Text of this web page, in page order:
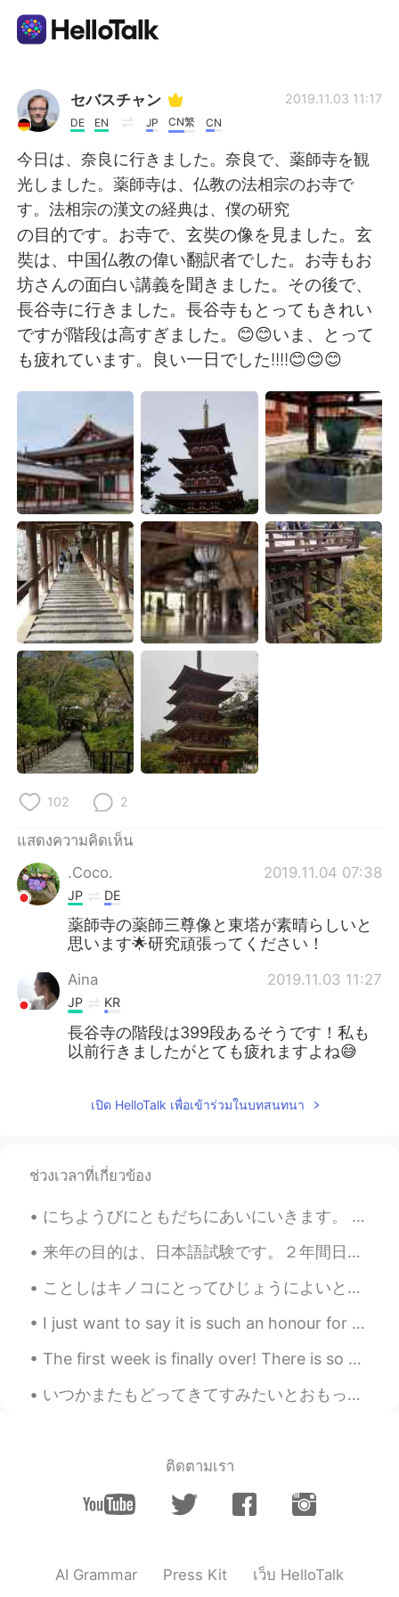
แอปแลกเปลี่ยนทางภาษา
AI Grammar Checker
ไทย
English 简体中文
繁體中文 Español
العربية Français
日本語
한국어 Русский
Indonesia Italiano
Türkçe Tiếng Việt
Português
セバスチャン
DE EN JP CN繁 CN
2019.11.03 11:17
今日は、奈良に行きました。奈良で、薬師寺を観
光しました。薬師寺は、仏教の法相宗のお寺で
す。法相宗の漢文の経典は、僕の研究
の目的です。お寺で、玄奘の像を見ました。玄
奘は、中国仏教の偉い翻訳者でした。お寺もお
坊さんの面白い講義を聞きました。その後で、
長谷寺に行きました。長谷寺もとってもきれい
ですが階段は高すぎました。😊😊いま、とって
も疲れています。良い一日でした!!!!😊😊😊
102 2
แสดงความคิดเห็น
.Coco.
2019.11.04 07:38
JP DE
薬師寺の薬師三尊像と東塔が素晴らしいと
思います🌟研究頑張ってください！
Aina 2019.11.03 11:27
JP KR
長谷寺の階段は399段あるそうです！私も
以前行きましたがとても疲れますよね😅
เปิด HelloTalk เพื่อเข้าร่วมในบทสนทนา
ช่วงเวลาที่เกี่ยวข้อง
にちようびにともだちにあいにいきます。 - I will see my friends on Sunday. July 10 mountain hike - episode 6: I hav...
来年の目的は、日本語試験です。２年間日本語を勉強し、６年間中国語を勉強しました。今、一年間日本に住んでいます。中国語を知ることは、日本語を読むのに役立ちます。僕の会話能力はまだ低いですが、JLP...
ことしはキノコにとってひじょうによいとしです。- This is a very good year for mushrooms. 🍄 This is the final post in the...
I just want to say it is such an honour for so many people around the world to all be studying wi...
The first week is finally over! There is so much to do but I just want to sleep 🙉 What are your...
いつかまたもどってきてすみたいとおもっています。- I am still hoping to return and live there again one day. I went back ...
ติดตามเรา
AI Grammar Press Kit เว็บ HelloTalk